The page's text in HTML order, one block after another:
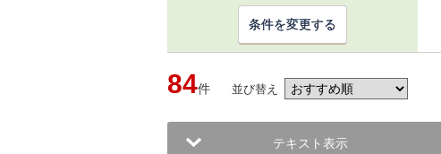
条件を変更する
84件 並び替え
テキスト表示